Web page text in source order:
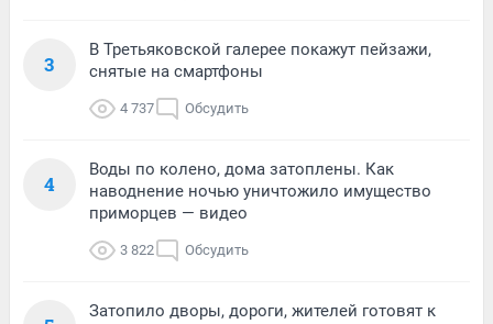
3
В Третьяковской галерее покажут пейзажи,
снятые на смартфоны
4 737 Обсудить
4
Воды по колено, дома затоплены. Как
наводнение ночью уничтожило имущество
приморцев — видео
3 822 Обсудить
Затопило дворы, дороги, жителей готовят к